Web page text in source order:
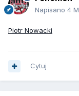
Napisano 4
Piotr Nowacki
Cytuj